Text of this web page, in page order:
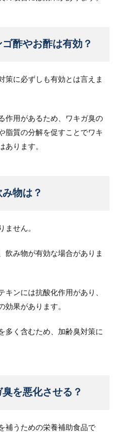
酢やお酢は有効？
策に必ずしも有効とは言えま
作用があるため、ワキガ臭の
脂質の分解を促すことでワキ
あります。
物は？
ません。
飲み物が有効な場合がありま
キンには抗酸化作用があり、
効果があります。
多く含むため、加齢臭対策に
を悪化させる？
補うための栄養補助食品で